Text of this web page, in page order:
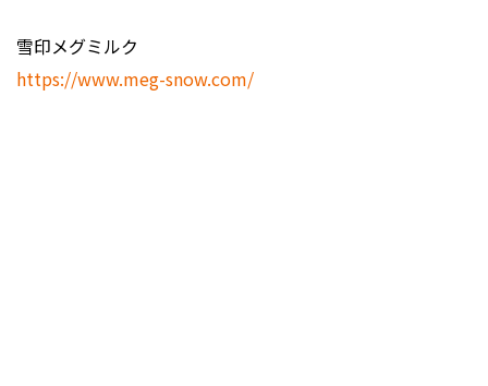
雪印メグミルク
https://www.meg-snow.com/